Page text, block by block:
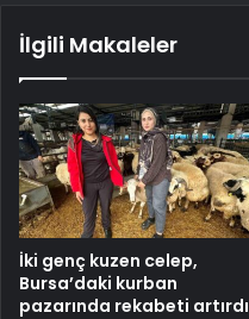
İlgili Makaleler
İki genç kuzen celep,
Bursa’daki kurban
pazarında rekabeti artırdı